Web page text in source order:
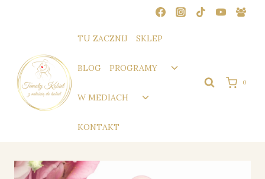
TU ZACZNIJ SKLEP
BLOG PROGRAMY
Przełącz
podrzędne
W MEDIACH
Przełącz
KONTAKT
0